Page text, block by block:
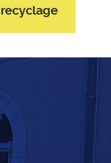
recyclage